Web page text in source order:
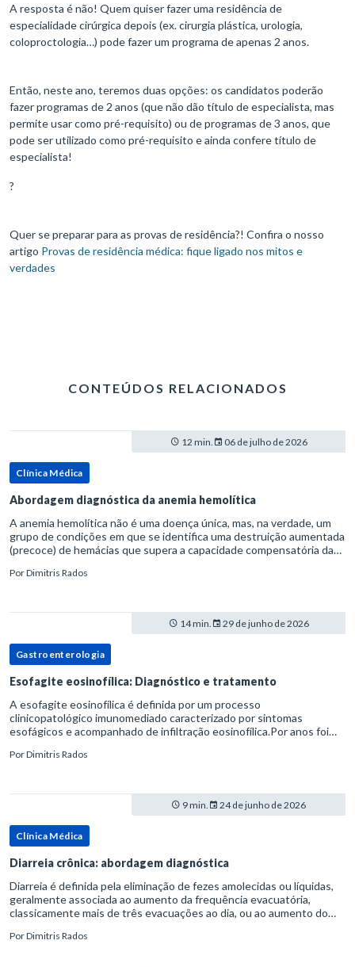
A resposta é não! Quem quiser fazer uma residência de
especialidade cirúrgica depois (ex. cirurgia plástica, urologia,
coloproctologia…) pode fazer um programa de apenas 2 anos.
Então, neste ano, teremos duas opções: os candidatos poderão
fazer programas de 2 anos (que não dão título de especialista, mas
permite usar como pré-requisito) ou de programas de 3 anos, que
pode ser utilizado como pré-requisito e ainda confere título de
especialista!
?
Quer se preparar para as provas de residência?! Confira o nosso
artigo Provas de residência médica: fique ligado nos mitos e
verdades
CONTEÚDOS RELACIONADOS
12 min. 06 de julho de 2026
Clínica Médica
Abordagem diagnóstica da anemia hemolítica
A anemia hemolítica não é uma doença única, mas, na verdade, um
grupo de condições em que se identifica uma destruição aumentada
(precoce) de hemácias que supera a capacidade compensatória da
PorDimitris Rados
14 min. 29 de junho de 2026
Gastroenterologia
Esofagite eosinofílica: Diagnóstico e tratamento
A esofagite eosinofílica é definida por um processo
clinicopatológico imunomediado caracterizado por sintomas
esofágicos e acompanhado de infiltração eosinofílica.Por anos foi
refluxo gastr
PorDimitris Rados
9 min. 24 de junho de 2026
Clínica Médica
Diarreia crônica: abordagem diagnóstica
Diarreia é definida pela eliminação de fezes amolecidas ou líquidas,
geralmente associada ao aumento da frequência evacuatória,
classicamente mais de três evacuações ao dia, ou ao aumento do
PorDimitris Rados